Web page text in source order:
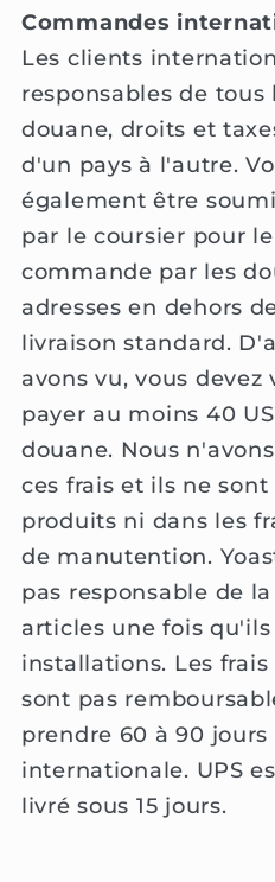
Commandes
Les clients
responsables de tous
douane, droits et
d'un pays à l'autre.
également être
par le coursier pour
commande par les
adresses en dehors
livraison standard.
avons vu, vous devez
payer au moins 40
douane. Nous
ces frais et ils ne
produits ni dans les
de manutention.
pas responsable de
articles une fois
installations. Les
sont pas
prendre 60 à 90
internationale. UPS
livré sous 15 jours.